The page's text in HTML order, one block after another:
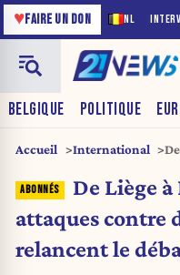
NL
♥FAIRE UN DON
BELGIQUE POLITIQUE
Accueil International
De Liège
attaques contre
relancent le